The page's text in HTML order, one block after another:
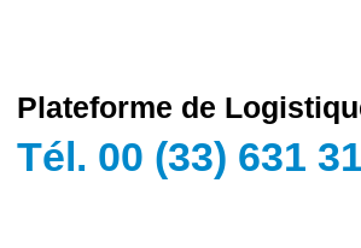
Plateforme de
Tél. 00 (33) 631